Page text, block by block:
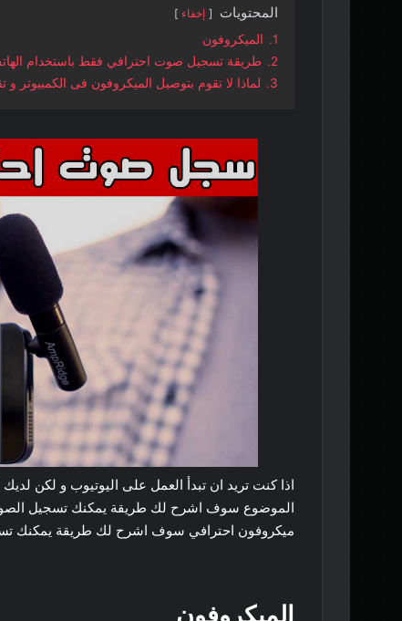
المحتويات إخفاء
1.
الميكروفون
2.
طريقة تسجيل صوت احترافي فقط باستخدام
3.
لماذا لا تقوم بتوصيل الميكروفون فى الكمبيوتر
اذا كنت تريد ان تبدأ العمل على اليوتيوب و لكن
الموضوع سوف اشرح لك طريقة يمكنك تسجيل الصوت
ميكروفون احترافي سوف اشرح لك طريقة يمكنك